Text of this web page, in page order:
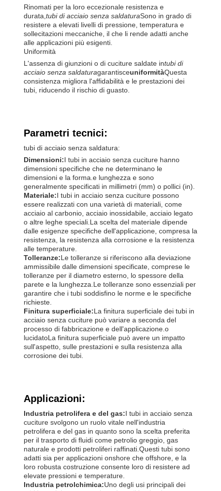
Rinomati per la loro eccezionale resistenza e
durata,tubi di acciaio senza saldaturaSono in grado di
resistere a elevati livelli di pressione, temperatura e
sollecitazioni meccaniche, il che li rende adatti anche
alle applicazioni più esigenti.
Uniformità
L'assenza di giunzioni o di cuciture saldate intubi di
acciaio senza saldaturagarantisceuniformitàQuesta
consistenza migliora l'affidabilità e le prestazioni dei
tubi, riducendo il rischio di guasto.
Parametri tecnici:
tubi di acciaio senza saldatura:
Dimensioni:I tubi in acciaio senza cuciture hanno
dimensioni specifiche che ne determinano le
dimensioni e la forma.e lunghezza e sono
generalmente specificati in millimetri (mm) o pollici (in).
Materiale:I tubi in acciaio senza cuciture possono
essere realizzati con una varietà di materiali, come
acciaio al carbonio, acciaio inossidabile, acciaio legato
o altre leghe speciali.La scelta del materiale dipende
dalle esigenze specifiche dell'applicazione, compresa la
resistenza, la resistenza alla corrosione e la resistenza
alle temperature.
Tolleranze:Le tolleranze si riferiscono alla deviazione
ammissibile dalle dimensioni specificate, comprese le
tolleranze per il diametro esterno, lo spessore della
parete e la lunghezza.Le tolleranze sono essenziali per
garantire che i tubi soddisfino le norme e le specifiche
richieste.
Finitura superficiale:La finitura superficiale dei tubi in
acciaio senza cuciture può variare a seconda del
processo di fabbricazione e dell'applicazione.o
lucidatoLa finitura superficiale può avere un impatto
sull'aspetto, sulle prestazioni e sulla resistenza alla
corrosione dei tubi.
Applicazioni:
Industria petrolifera e del gas:I tubi in acciaio senza
cuciture svolgono un ruolo vitale nell'industria
petrolifera e del gas in quanto sono la scelta preferita
per il trasporto di fluidi come petrolio greggio, gas
naturale e prodotti petroliferi raffinati.Questi tubi sono
adatti sia per applicazioni onshore che offshore, e la
loro robusta costruzione consente loro di resistere ad
elevate pressioni e temperature.
Industria petrolchimica:Uno degli usi principali dei